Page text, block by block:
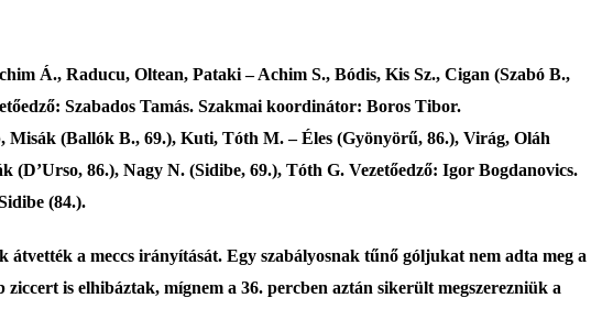
Á., Raducu, Oltean, Pataki – Achim S., Bódis, Kis Sz., Cigan (Szabó B.,
Szabados Tamás. Szakmai koordinátor: Boros Tibor.
Misák (Ballók B., 69.), Kuti, Tóth M. – Éles (Gyönyörű, 86.), Virág, Oláh
(D’Urso, 86.), Nagy N. (Sidibe, 69.), Tóth G. Vezetőedző: Igor Bogdanovics.
(84.).
átvették a meccs irányítását. Egy szabályosnak tűnő góljukat nem adta meg a
ziccert is elhibáztak, mígnem a 36. percben aztán sikerült megszerezniük a